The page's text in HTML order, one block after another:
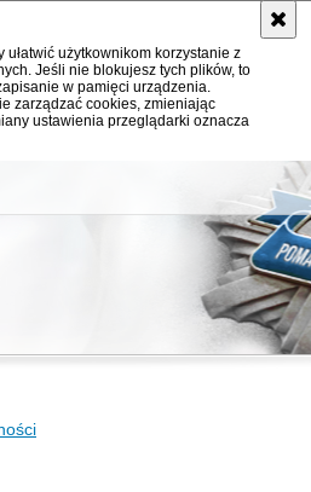
użytkownikom korzystanie z
Jeśli nie blokujesz tych plików, to
w pamięci urządzenia.
zarządzać cookies, zmieniając
ustawienia przeglądarki oznacza